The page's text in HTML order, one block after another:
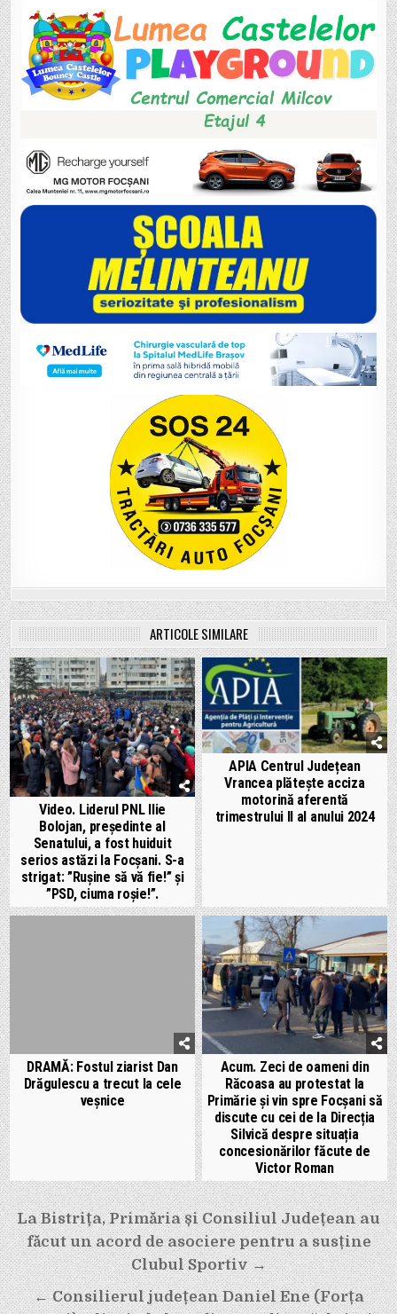
ARTICOLE SIMILARE
Video. Liderul PNL Ilie
Bolojan, președinte al
Senatului, a fost huiduit
serios astăzi la Focșani. S-a
strigat: ”Rușine să vă fie!” și
”PSD, ciuma roșie!”.
APIA Centrul Județean
Vrancea plătește acciza
motorină aferentă
trimestrului II al anului 2024
DRAMĂ: Fostul ziarist Dan
Drăgulescu a trecut la cele
veșnice
Acum. Zeci de oameni din
Răcoasa au protestat la
Primărie și vin spre Focșani să
discute cu cei de la Direcția
Silvică despre situația
concesionărilor făcute de
Victor Roman
Navigare
în
articole
La Bistrița, Primăria și Consiliul Județean au
făcut un acord de asociere pentru a susține
Clubul Sportiv →
← Consilierul județean Daniel Ene (Forța